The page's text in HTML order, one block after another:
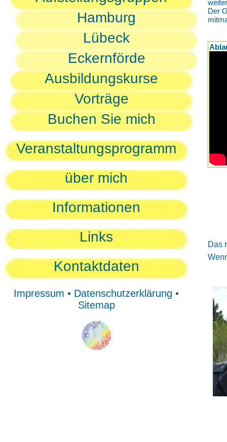
Hamburg
Lübeck
Eckernförde
Ausbildungskurse
Vorträge
Buchen Sie mich
Veranstaltungsprogramm
über mich
Informationen
Links
Kontaktdaten
Impressum • Datenschutzerklärung •
Sitemap
Der
Das